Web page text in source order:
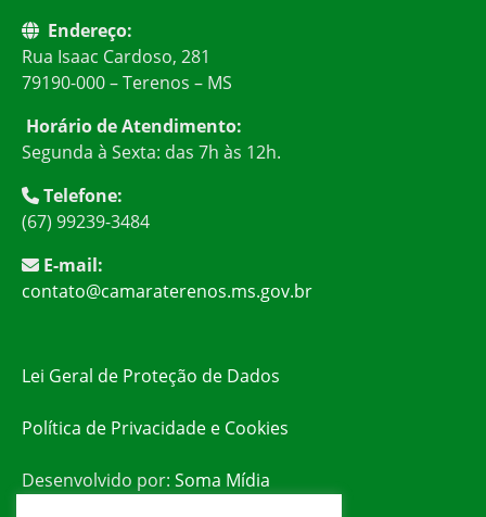
Endereço:
Rua Isaac Cardoso, 281
79190-000 – Terenos – MS
Horário de Atendimento:
Segunda à Sexta: das 7h às 12h.
Telefone:
(67) 99239-3484
E-mail:
contato@camaraterenos.ms.gov.br
Lei Geral de Proteção de Dados
Política de Privacidade e Cookies
Desenvolvido por: Soma Mídia